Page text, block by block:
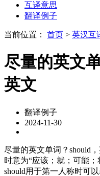
互译意思
翻译例子
当前位置： 首页 > 英汉互
尽量的英文
英文
翻译例子
2024-11-30
尽量的英文单词？should
时意为“应该；就；可能
should用于第一人称时可